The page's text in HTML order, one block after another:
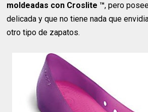
moldeadas con Croslite ™, pero
delicada y que no tiene nada que
otro tipo de zapatos.